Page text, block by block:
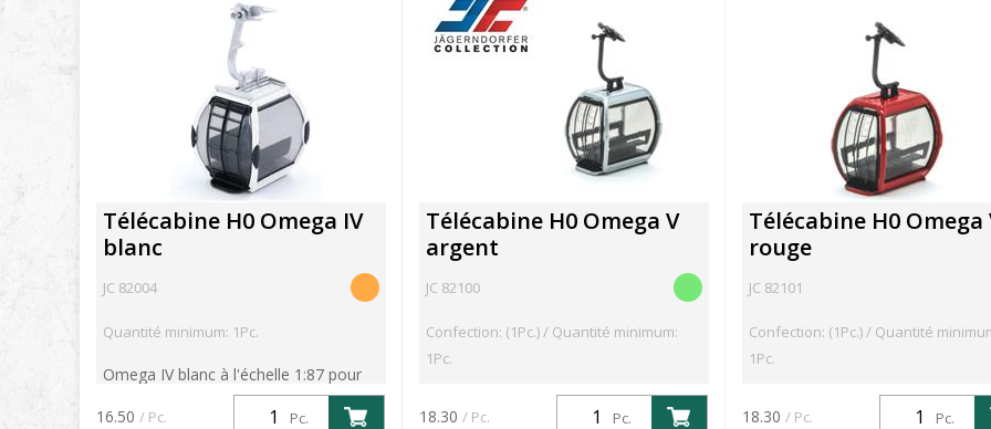
Télécabine H0 Omega IV
blanc
JC 82004
Quantité minimum: 1Pc.
Omega IV blanc à l'échelle 1:87 pour
les téléphériques JC H0.
Pc.
16.50 / Pc.
Télécabine H0 Omega V
argent
JC 82100
Confection: (1Pc.) / Quantité minimum:
1Pc.
Pc.
18.30 / Pc.
Télécabine H0 Omega
rouge
JC 82101
Confection: (1Pc.) / Quantité
1Pc.
Pc.
18.30 / Pc.